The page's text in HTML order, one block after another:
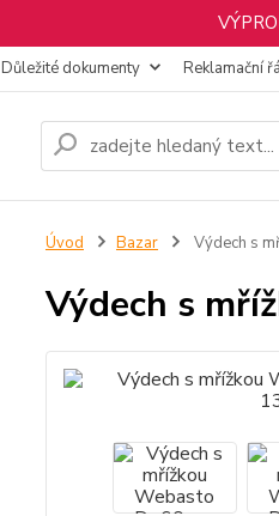
Důležité dokumenty Reklamační
Úvod Bazar Výdech s
Výdech s